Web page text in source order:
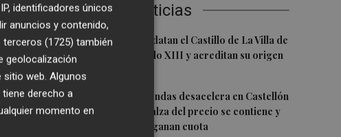
Últimas Noticias
1Investigadores datan el Castillo de La Villa de
El Toro en el siglo XIII y acreditan su origen
2
La venta de viviendas desacelera en Castellón
y cae un 15%: el alza del precio se contiene y
los extranjeros ganan cuota
identificadores únicos
anuncios y contenido,
terceros (1725) también
geolocalización
web. Algunos
derecho a
momento en